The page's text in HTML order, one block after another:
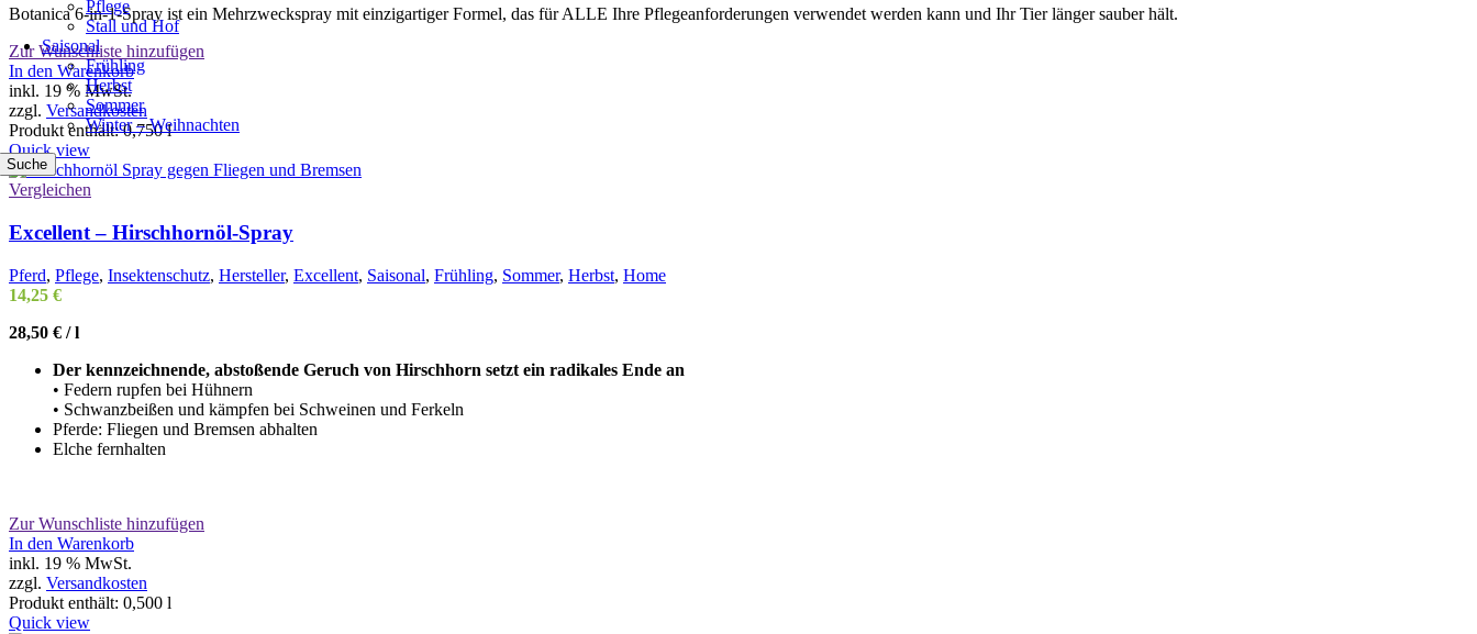
Pflege
Stall und Hof
Saisonal
Frühling
Herbst
Sommer
Winter – Weihnachten
Suche
war:
20,67 €
ist:
19,50 €.
Botanica 6-in-1-Spray ist ein Mehrzweckspray mit einzigartiger Formel, das für ALLE Ihre Pflegeanforderungen verwendet werden kann und Ihr Tier länger sauber hält.
Zur Wunschliste hinzufügen
In den Warenkorb
inkl. 19 % MwSt.
zzgl. Versandkosten
Produkt enthält: 0,750l
Quick view
Vergleichen
Excellent – Hirschhornöl-Spray
Pferd, Pflege, Insektenschutz, Hersteller, Excellent, Saisonal, Frühling, Sommer, Herbst, Home
14,25 €
28,50 € /l
Der kennzeichnende, abstoßende Geruch von Hirschhorn setzt ein radikales Ende an
• Federn rupfen bei Hühnern
• Schwanzbeißen und kämpfen bei Schweinen und Ferkeln
Pferde: Fliegen und Bremsen abhalten
Elche fernhalten
Zur Wunschliste hinzufügen
In den Warenkorb
inkl. 19 % MwSt.
zzgl. Versandkosten
Produkt enthält: 0,500 l
Quick view